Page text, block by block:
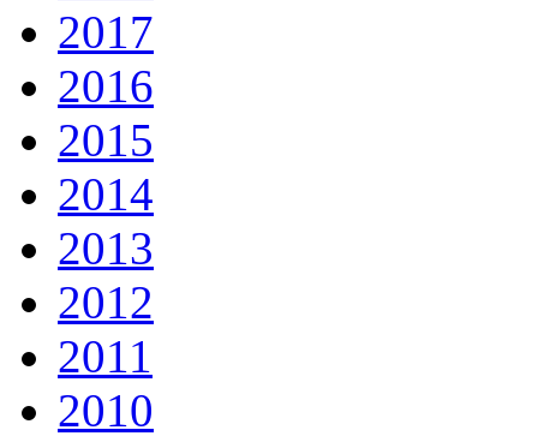
2017
2016
2015
2014
2013
2012
2011
2010